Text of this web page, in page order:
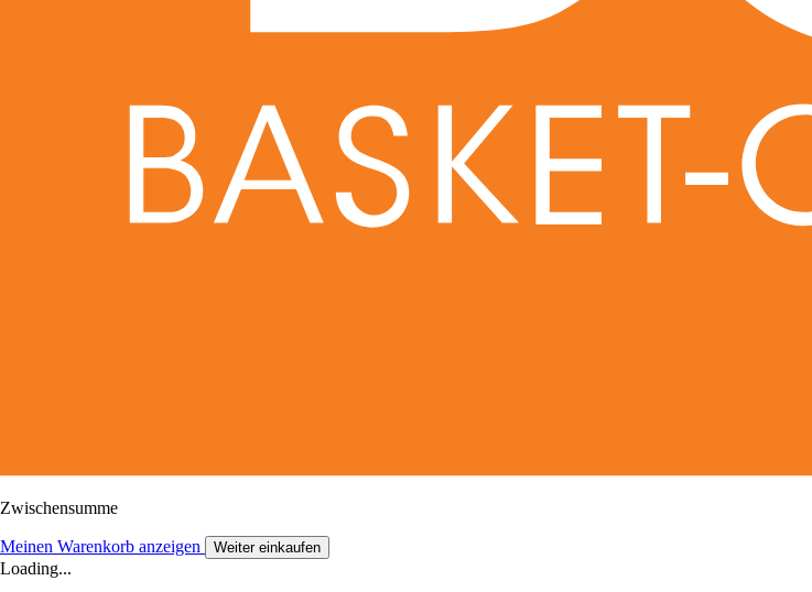
Zwischensumme
Meinen Warenkorb anzeigen Weiter einkaufen
Loading...